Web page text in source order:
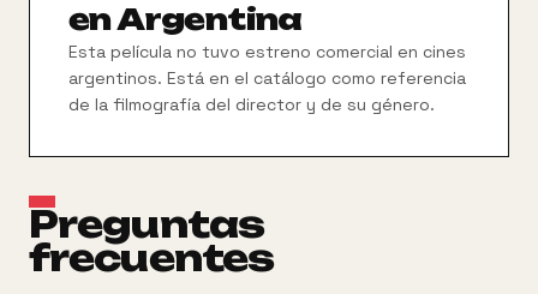
en Argentina
Esta película no tuvo estreno comercial en cines
argentinos. Está en el catálogo como referencia
de la filmografía del director y de su género.
Preguntas
frecuentes